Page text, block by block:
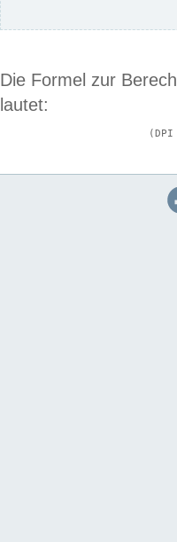
Die Formel zur
lautet: